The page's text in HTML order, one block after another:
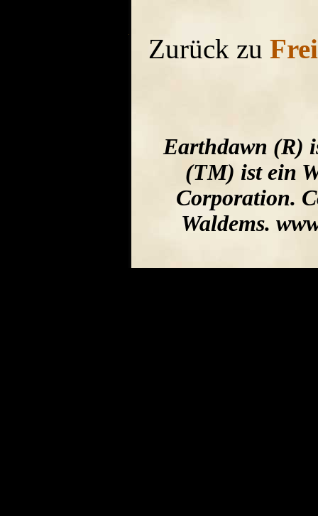
Zurück zu
Earthdawn (R)
(TM) ist ein
Corporation.
Waldems.